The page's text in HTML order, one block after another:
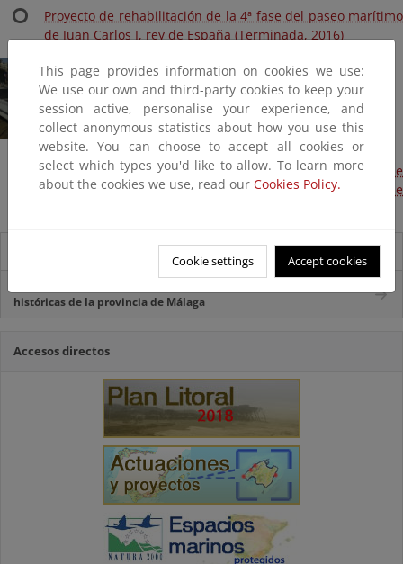
Proyecto de rehabilitación de la 4ª fase del paseo marítimo
de Juan Carlos I, rey de España (Terminada, 2016)
Proyecto complementario del proyecto de rehabilitación de
la 4ª fase del paseo marítimo de Juan Carlos I, rey de
históricas de la provincia de Málaga
Accesos directos
This page provides information on cookies we use:
We use our own and third-party cookies to keep your
session active, personalise your experience, and
collect anonymous statistics about how you use this
website. You can choose to accept all cookies or
select which types you'd like to allow. To learn more
about the cookies we use, read our Cookies Policy.
Cookie settings Accept cookies